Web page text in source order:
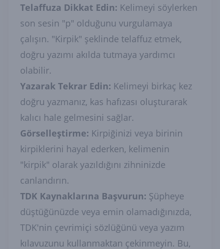
Telaffuza Dikkat Edin: Kelimeyi söylerken
son sesin "p" olduğunu vurgulamaya
çalışın. "Kirpik" şeklinde telaffuz etmek,
doğru yazımı akılda tutmaya yardımcı
olabilir.
Yazarak Tekrar Edin: Kelimeyi birkaç kez
doğru yazmanız, kas hafızası oluşturarak
kalıcı hale gelmesini sağlar.
Görselleştirme: Kirpiğinizi veya birinin
kirpiklerini hayal ederken, kelimenin
"kirpik" olarak yazıldığını zihninizde
canlandırın.
TDK Kaynaklarına Başvurun: Şüpheye
düştüğünüzde veya emin olamadığınızda,
TDK'nin çevrimiçi sözlüğünü veya yazım
kılavuzunu kullanmaktan çekinmeyin. Bu,